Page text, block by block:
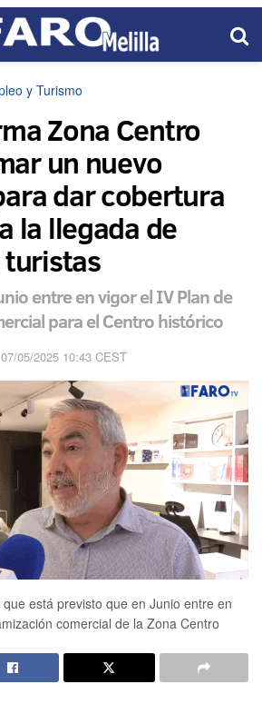
y Turismo
Zona Centro
un nuevo
dar cobertura
la llegada de
entre en vigor el IV Plan de
para el Centro histórico
07/05/2025 10:43 CEST
está previsto que en Junio entre en
comercial de la Zona Centro